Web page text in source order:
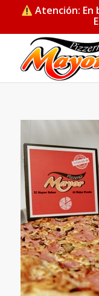
Atención: En